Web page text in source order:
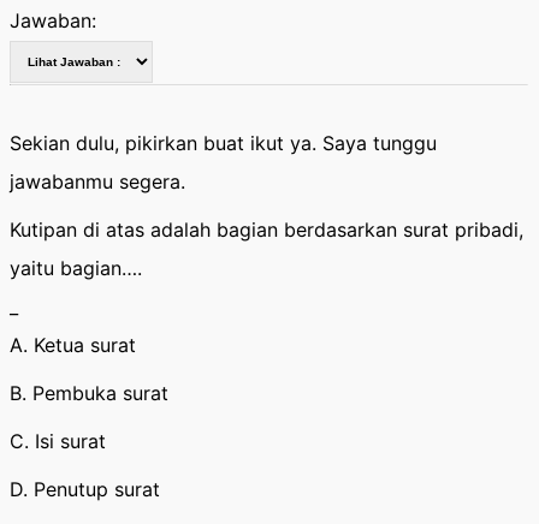
Jawaban:
Sekian dulu, pikirkan buat ikut ya. Saya tunggu
jawabanmu segera.
Kutipan di atas adalah bagian berdasarkan surat pribadi,
yaitu bagian….
A. Ketua surat
B. Pembuka surat
C. Isi surat
D. Penutup surat